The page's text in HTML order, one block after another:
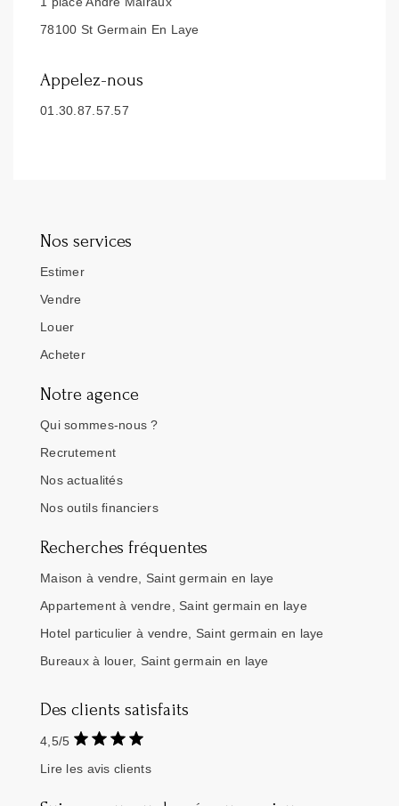
78100 St Germain En Laye
Appelez-nous
01.30.87.57.57
Nos services
Estimer
Vendre
Louer
Acheter
Notre agence
Qui sommes-nous ?
Recrutement
Nos actualités
Nos outils financiers
Recherches fréquentes
Maison à vendre, Saint germain en laye
Appartement à vendre, Saint germain en laye
Hotel particulier à vendre, Saint germain en laye
Bureaux à louer, Saint germain en laye
Des clients satisfaits
4,5/5
Lire les avis clients